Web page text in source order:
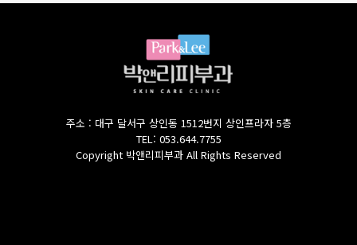
주소 : 대구 달서구 상인동 1512번지 상인프라자 5층
TEL: 053.644.7755
Copyright 박앤리피부과 All Rights Reserved